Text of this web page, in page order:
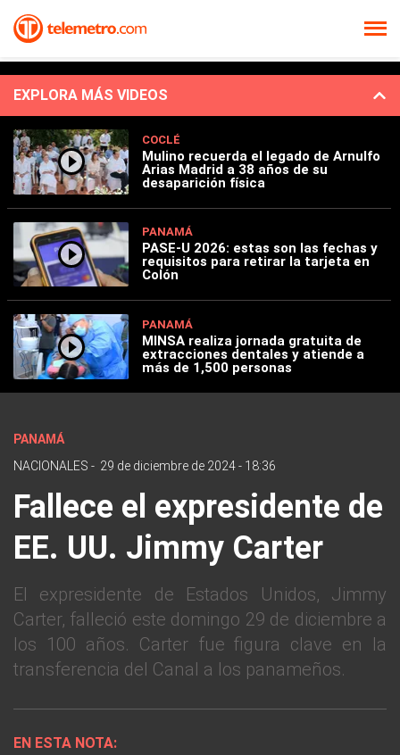
EXPLORA MÁS VIDEOS
COCLÉ
Mulino recuerda el legado de Arnulfo
Arias Madrid a 38 años de su
desaparición física
PANAMÁ
PASE-U 2026: estas son las fechas y
requisitos para retirar la tarjeta en
Colón
PANAMÁ
MINSA realiza jornada gratuita de
extracciones dentales y atiende a
más de 1,500 personas
PANAMÁ
NACIONALES - 29 de diciembre de 2024 - 18:36
Fallece el expresidente de
EE. UU. Jimmy Carter
El expresidente de Estados Unidos, Jimmy
Carter, falleció este domingo 29 de diciembre a
los 100 años. Carter fue figura clave en la
transferencia del Canal a los panameños.
EN ESTA NOTA: